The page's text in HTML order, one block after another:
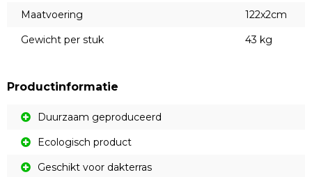
Maatvoering
122x2cm
Gewicht per stuk
43 kg
Productinformatie
Duurzaam geproduceerd
Ecologisch product
Geschikt voor dakterras